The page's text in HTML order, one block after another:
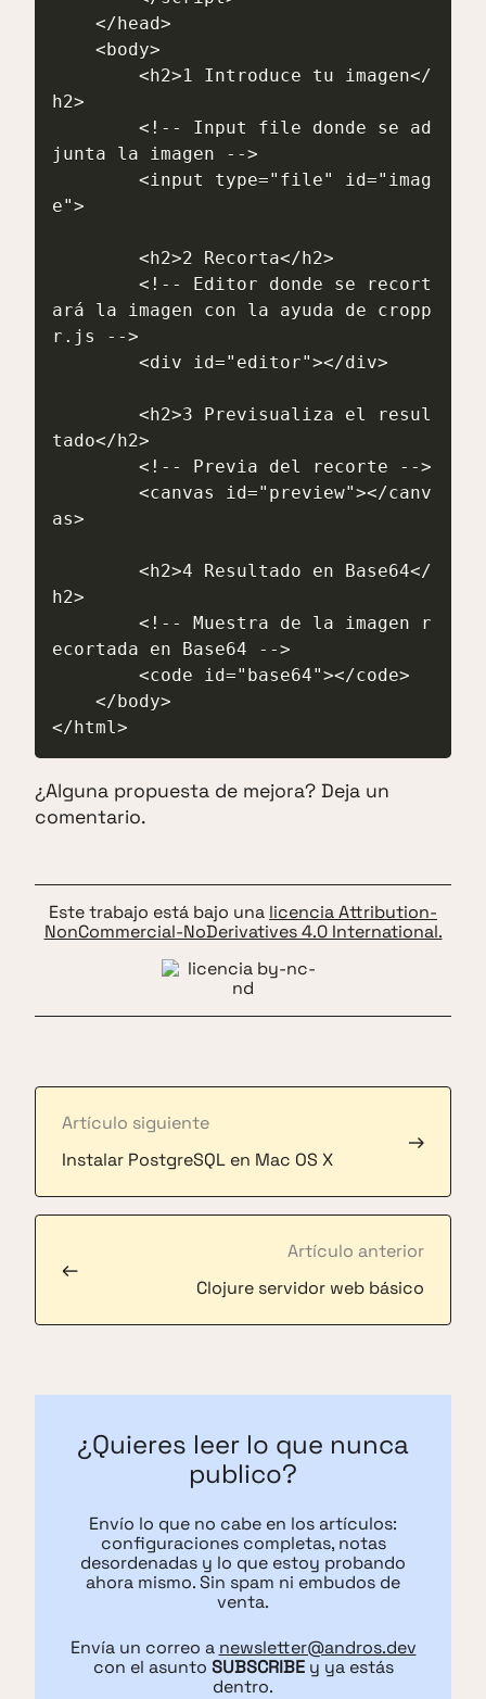
h2>
junta la imagen -->
e">
ará la imagen con la ayuda de cropp
r.js -->
tado</h2>
as>
h2>
ecortada en Base64 -->
</html>
¿Alguna propuesta de mejora? Deja un
comentario.
Este trabajo está bajo una licencia Attribution-
NonCommercial-NoDerivatives 4.0 International.
Artículo anterior
Clojure servidor web básico
←
Artículo siguiente
Instalar PostgreSQL en Mac OS X
→
¿Quieres leer lo que nunca
publico?
Envío lo que no cabe en los artículos:
configuraciones completas, notas
desordenadas y lo que estoy probando
ahora mismo. Sin spam ni embudos de
venta.
Envía un correo a newsletter@andros.dev
con el asunto SUBSCRIBEy ya estás
dentro.